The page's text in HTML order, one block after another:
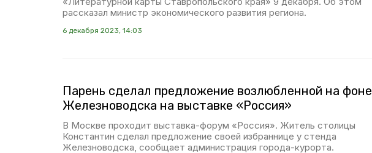
рассказал министр экономического развития региона.
6 декабря 2023, 14:03
Парень сделал предложение возлюбленной на фоне
Железноводска на выставке «Россия»
В Москве проходит выставка-форум «Россия». Житель столицы
Константин сделал предложение своей избраннице у стенда
Железноводска, сообщает администрация города-курорта.